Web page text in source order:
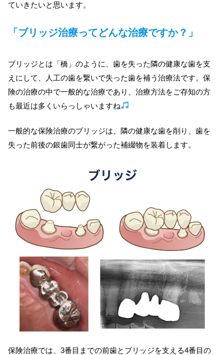
ていきたいと思います。
「ブリッジ治療ってどんな治療ですか？」
ブリッジとは「橋」のように、歯を失った隣の健康な歯を支
えにして、人工の歯を繋いで失った歯を補う治療法です。保
険の治療の中で一般的な治療であり、治療方法をご存知の方
も最近は多くいらっしゃいますね
一般的な保険治療のブリッジは、隣の健康な歯を削り、歯を
失った前後の銀歯同士が繋がった補綴物を装着します。
保険治療では、3番目までの前歯とブリッジを支える4番目の